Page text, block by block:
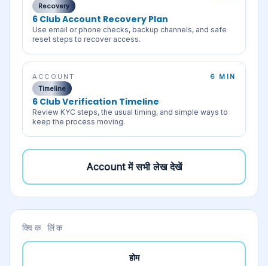
Recovery
6 Club Account Recovery Plan
Use email or phone checks, backup channels, and safe
reset steps to recover access.
ACCOUNT
6 MIN
Timeline
6 Club Verification Timeline
Review KYC steps, the usual timing, and simple ways to
keep the process moving.
Accountमें सभी लेख देखें
क्विक लिंक
होम